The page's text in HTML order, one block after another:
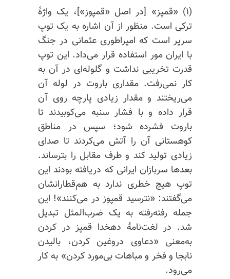
(۱) «قمپز» [در اصل «قمپوز»]، یک واژهٔ
ترکی است. منظور از آن اشاره به یک توپ
سرپر است که امپراطوری عثمانی در جنگ
با ایران مور استفاده قرار می‌داد. این توپ
قدرت تخریبی نداشت و گلوله‌ای در آن به
کار نمی‌رفت. مقداری باروت در لوله آن
می‌ریختند و مقدار زیادی پارچه روی آن
قرار داده و با فشار سنبه می‌کوبیدند تا
باروت فشرده شود؛ سپس در مناطق
کوهستانی آن را آتش می‌کردند تا صدای
زیادی تولید کند و طرف مقابل را بترساند.
بعدها سربازان ایرانی که دریافته بودند این
توپ هیچ خطری ندارد به هم‌قطارانشان
می‌گفتند: «نترسید قمپوز در می‌کنند»! این
جمله رفته‌رفته به یک ضرب‌المثل تبدیل
شد. در لغت‌نامهٔ دهخدا قمپز در کردن
به‌معنی «دعاوی دروغین کردن، بالیدن
نابجا و فخر و مباهات بی‌مورد کردن» به کار
می‌رود.